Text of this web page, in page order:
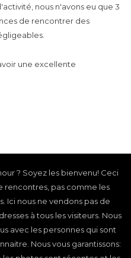
nous n'avons eu que 3
de rencontrer des
une excellente
? Soyez les bienvenu! Ceci
rencontres, pas comme les
Ici nous ne vendons pas de
à tous les visiteurs. Nous
avec les personnes qui sont
Nous vous garantissons: